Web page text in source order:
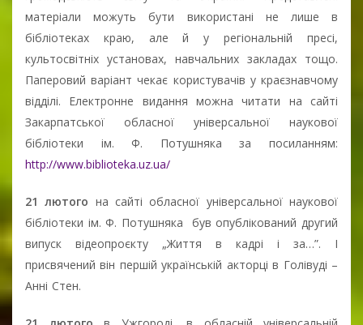
матеріали можуть бути використані не лише в
бібліотеках краю, але й у регіональній пресі,
культосвітніх установах, навчальних закладах тощо.
Паперовий варіант чекає користувачів у краєзнавчому
відділі. Електронне видання можна читати на сайті
Закарпатської обласної універсальної наукової
бібліотеки ім. Ф. Потушняка за посиланням:
http://www.biblioteka.uz.ua/
21 лютого на сайті обласної універсальної наукової
бібліотеки ім. Ф. Потушняка був опублікований другий
випуск відеопроєкту „Життя в кадрі і за…”. І
присвячений він першій українській акторці в Голівуді –
Анні Стен.